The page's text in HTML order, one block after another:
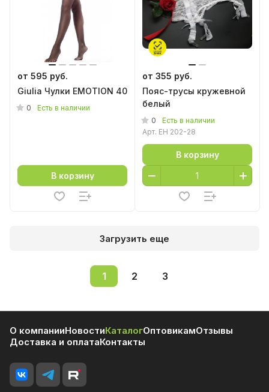
от 595 руб.
Giulia Чулки EMOTION 40
0 Есть в наличии
В корзину
от 355 руб.
Пояс-трусы кружевной
белый
0
Есть в наличии
Арт. EH 202-28
В корзину
Загрузить еще
1 2 3
О компанииНовостиКаталогОптовикамОтзывы
Доставка и оплатаКонтакты